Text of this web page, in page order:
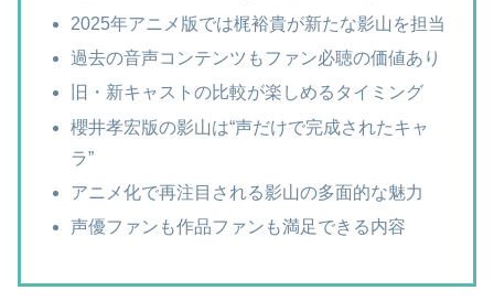
2025年アニメ版では梶裕貴が新たな影山を担当
過去の音声コンテンツもファン必聴の価値あり
旧・新キャストの比較が楽しめるタイミング
櫻井孝宏版の影山は“声だけで完成されたキャ
ラ”
アニメ化で再注目される影山の多面的な魅力
声優ファンも作品ファンも満足できる内容